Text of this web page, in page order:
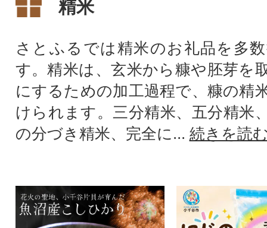
精米
さとふるでは精米のお礼品を多
す。精米は、玄米から糠や胚芽を
にするための加工過程で、糠の精
けられます。三分精米、五分精米
の分づき精米、完全に... 続きを読